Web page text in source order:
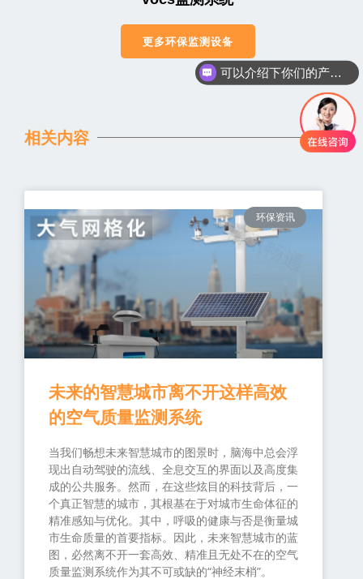
更多环保监测设备
相关内容
环保资讯
未来的智慧城市离不开这样高效
的空气质量监测系统
当我们畅想未来智慧城市的图景时，脑海中总会浮
现出自动驾驶的流线、全息交互的界面以及高度集
成的公共服务。然而，在这些炫目的科技背后，一
个真正智慧的城市，其根基在于对城市生命体征的
精准感知与优化。其中，呼吸的健康与否是衡量城
市生命质量的首要指标。因此，未来智慧城市的蓝
图，必然离不开一套高效、精准且无处不在的空气
质量监测系统作为其不可或缺的“神经末梢”。
可以介绍下你们的产品么